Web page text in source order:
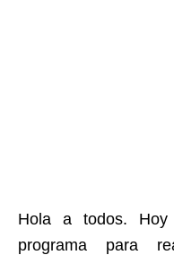
Hola a todos. Hoy
programa para